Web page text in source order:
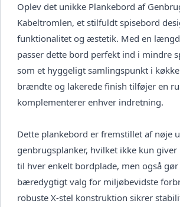
Oplev det unikke Plankebord af
Kabeltromlen, et stilfuldt spisebord
funktionalitet og æstetik. Med en
passer dette bord perfekt ind i mindre
som et hyggeligt samlingspunkt i
brændte og lakerede finish tilføjer en
komplementerer enhver indretning.
Dette plankebord er fremstillet af nøje
genbrugsplanker, hvilket ikke kun
til hver enkelt bordplade, men også
bæredygtigt valg for miljøbevidste
robuste X-stel konstruktion sikrer